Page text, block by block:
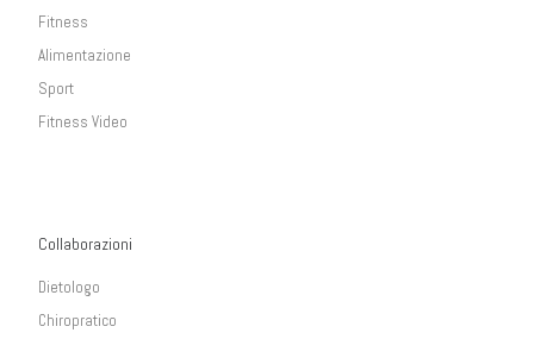
Fitness
Alimentazione
Sport
Fitness Video
Collaborazioni
Dietologo
Chiropratico